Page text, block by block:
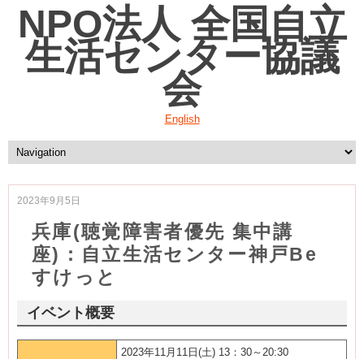
NPO法人 全国自立
生活センター協議
会
English
2023年9月5日
兵庫(聴覚障害者優先 集中講
座)：自立生活センター神戸Be
すけっと
イベント概要
2023年11月11日(土) 13：30～20:30